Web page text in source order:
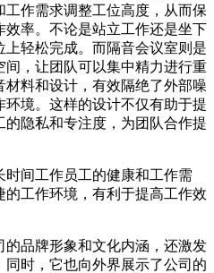
作需求调整工位高度，从而保
率。不论是站立工作还是坐下
轻松完成。而隔音会议室则是
，让团队可以集中精力进行重
料和设计，有效隔绝了外部噪
境。这样的设计不仅有助于提
隐私和专注度，为团队合作提
间工作员工的健康和工作需
工作环境，有利于提高工作效
品牌形象和文化内涵，还激发
时，它也向外界展示了公司的